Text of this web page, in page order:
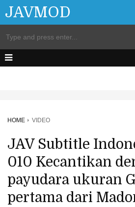
JAVMOD
HOME VIDEO
JAV Subtitle
010 Kecantikan
payudara ukuran
pertama dari